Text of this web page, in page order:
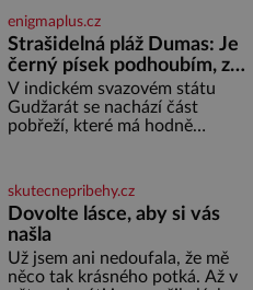
jediného dne můžete
nahlédnout do útrob jedné z
nejvýznamnějších vodních
elektráren v Evropě, vydat se na
horské hřebeny, projet se na
koloběžce a den zakončit
poznáváním památek ve
enigmaplus.cz
Strašidelná pláž Dumas: Je
černý písek podhoubím, ze
kterého roste zlo?
V indickém svazovém státu
Gudžarát se nachází část
pobřeží, které má hodně
Proč má pláž takové netypické
zbarvení? Nakolik jsou pravd
skutecnepribehy.cz
Dovolte lásce, aby si vás
našla
Už jsem ani nedoufala, že mě
něco tak krásného potká. Až v